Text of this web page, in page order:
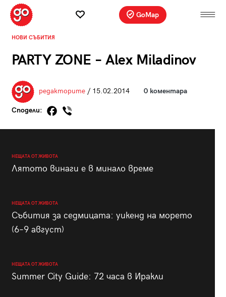
GoMap
НОВИ СЪБИТИЯ
PARTY ZONE – Alex Miladinov
редакторите/ 15.02.2014 0 коментара
Сподели:
НЕЩАТА ОТ ЖИВОТА
Лятото винаги е в минало време
НЕЩАТА ОТ ЖИВОТА
Събития за седмицата: уикенд на морето
(6–9 август)
НЕЩАТА ОТ ЖИВОТА
Summer City Guide: 72 часа в Иракли